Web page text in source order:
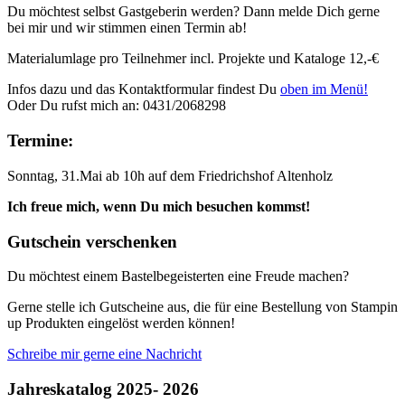
Du möchtest selbst Gastgeberin werden? Dann melde Dich gerne
bei mir und wir stimmen einen Termin ab!
Materialumlage pro Teilnehmer incl. Projekte und Kataloge 12,-€
Infos dazu und das Kontaktformular findest Du oben im Menü!
Oder Du rufst mich an: 0431/2068298
Termine:
Sonntag, 31.Mai ab 10h auf dem Friedrichshof Altenholz
Ich freue mich, wenn Du mich besuchen kommst!
Gutschein verschenken
Du möchtest einem Bastelbegeisterten eine Freude machen?
Gerne stelle ich Gutscheine aus, die für eine Bestellung von Stampin
up Produkten eingelöst werden können!
Schreibe mir gerne eine Nachricht
Jahreskatalog 2025- 2026